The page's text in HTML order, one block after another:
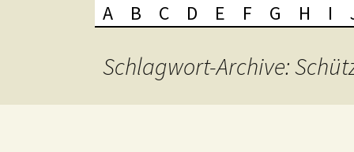
A B C D E F G H I
Schlagwort-Archive: